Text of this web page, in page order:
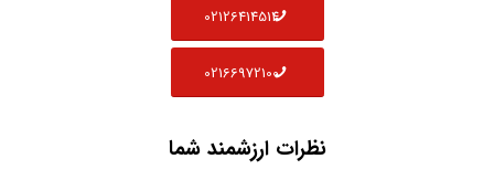
02126414514
02166972100
نظرات ارزشمند شما